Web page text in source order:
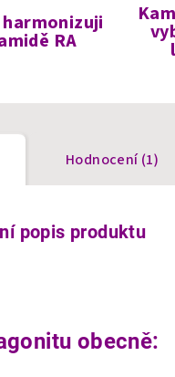
harmonizuji
RA
Hodnocení (1)
popis produktu
obecně: